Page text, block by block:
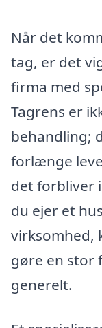
Når det
tag, er det
firma med
Tagrens er
behandling;
forlænge
det forbliver
du ejer et
virksomhed,
gøre en stor
generelt.